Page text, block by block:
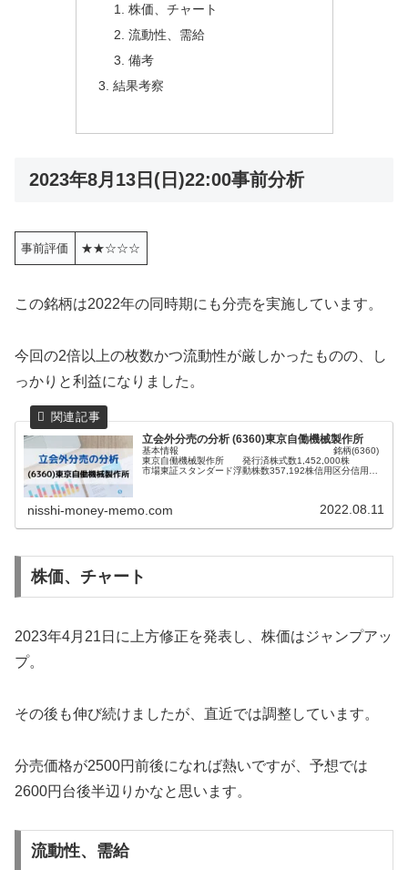
株価、チャート
流動性、需給
備考
結果考察
2023年8月13日(日)22:00事前分析
事前評価 ★★☆☆☆
この銘柄は2022年の同時期にも分売を実施しています。
今回の2倍以上の枚数かつ流動性が厳しかったものの、し
っかりと利益になりました。
立会外分売の分析 (6360)東京自働機械製作所
基本情報 銘柄(6360)
東京自働機械製作所 発行済株式数1,452,000株
市場東証スタンダード浮動株数357,192株信用区分信用配
nisshi-money-memo.com 2022.08.11
株価、チャート
2023年4月21日に上方修正を発表し、株価はジャンプアッ
プ。
その後も伸び続けましたが、直近では調整しています。
分売価格が2500円前後になれば熱いですが、予想では
2600円台後半辺りかなと思います。
流動性、需給